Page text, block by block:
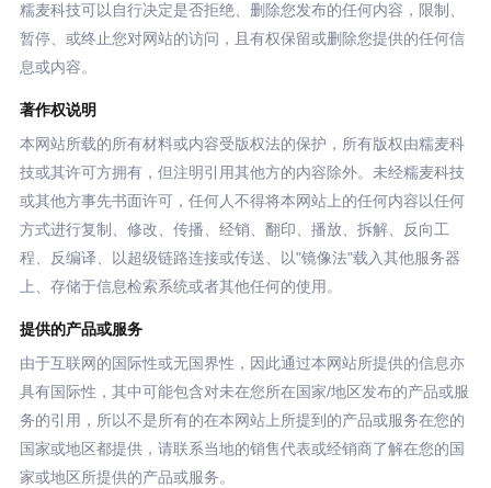
糯麦科技可以自行决定是否拒绝、删除您发布的任何内容，限制、
暂停、或终止您对网站的访问，且有权保留或删除您提供的任何信
息或内容。
著作权说明
本网站所载的所有材料或内容受版权法的保护，所有版权由糯麦科
技或其许可方拥有，但注明引用其他方的内容除外。未经糯麦科技
或其他方事先书面许可，任何人不得将本网站上的任何内容以任何
方式进行复制、修改、传播、经销、翻印、播放、拆解、反向工
程、反编译、以超级链路连接或传送、以"镜像法"载入其他服务器
上、存储于信息检索系统或者其他任何的使用。
提供的产品或服务
由于互联网的国际性或无国界性，因此通过本网站所提供的信息亦
具有国际性，其中可能包含对未在您所在国家/地区发布的产品或服
务的引用，所以不是所有的在本网站上所提到的产品或服务在您的
国家或地区都提供，请联系当地的销售代表或经销商了解在您的国
家或地区所提供的产品或服务。